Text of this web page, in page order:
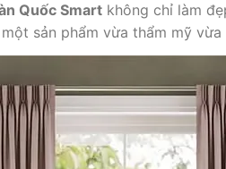
Quốc Smartkhông chỉ làm
sản phẩm vừa thẩm mỹ